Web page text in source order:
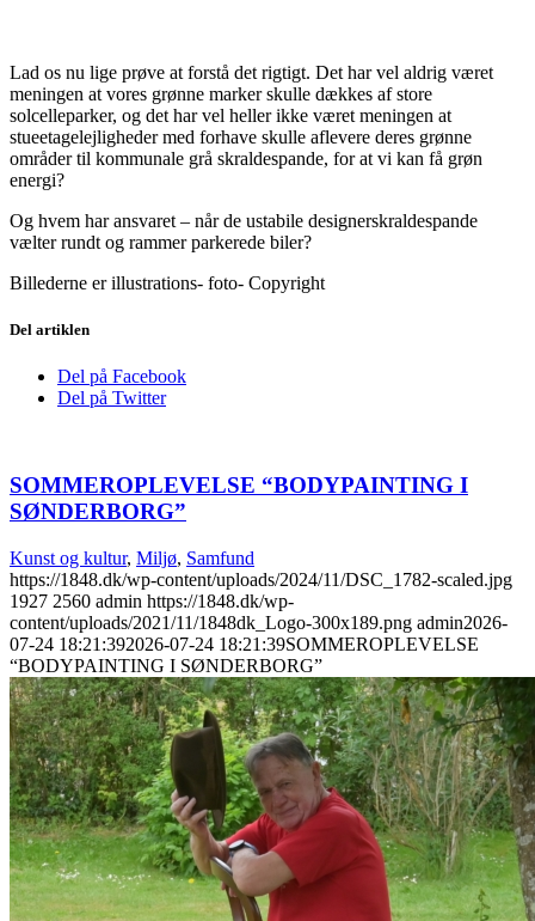
Lad os nu lige prøve at forstå det rigtigt. Det har vel aldrig været
meningen at vores grønne marker skulle dækkes af store
solcelleparker, og det har vel heller ikke været meningen at
stueetagelejligheder med forhave skulle aflevere deres grønne
områder til kommunale grå skraldespande, for at vi kan få grøn
energi?
Og hvem har ansvaret – når de ustabile designerskraldespande
vælter rundt og rammer parkerede biler?
Billederne er illustrations- foto- Copyright
Del artiklen
Del på Facebook
Del på Twitter
SOMMEROPLEVELSE “BODYPAINTING I
SØNDERBORG”
Kunst og kultur, Miljø, Samfund
https://1848.dk/wp-content/uploads/2024/11/DSC_1782-scaled.jpg
1927 2560 admin https://1848.dk/wp-
content/uploads/2021/11/1848dk_Logo-300x189.png admin2026-
07-24 18:21:392026-07-24 18:21:39SOMMEROPLEVELSE
“BODYPAINTING I SØNDERBORG”